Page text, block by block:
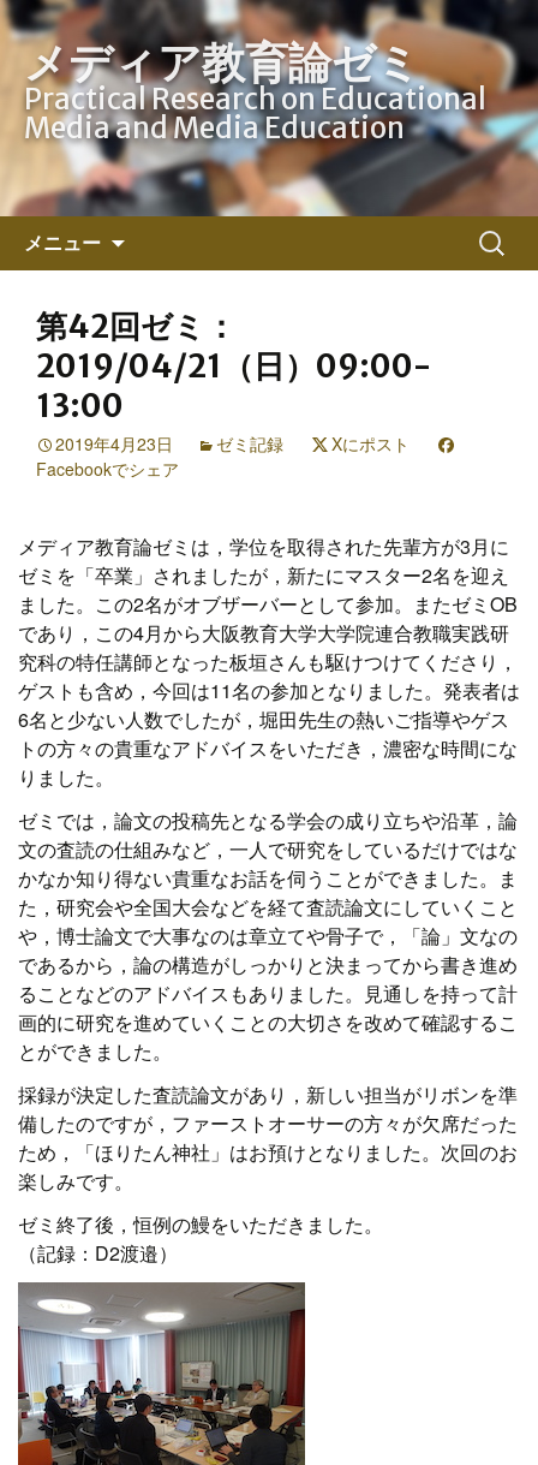
メディア教育論ゼミ
Practical Research on Educational
Media and Media Education
メニュー
ン
ツ
へ
キ
ッ
検
索:
第42回ゼミ：
2019/04/21（日）09:00-
13:00
2019年4月23日 ゼミ記録
Xにポスト
Facebookでシェア
メディア教育論ゼミは，学位を取得された先輩方が3月に
ゼミを「卒業」されましたが，新たにマスター2名を迎え
ました。この2名がオブザーバーとして参加。またゼミOB
であり，この4月から大阪教育大学大学院連合教職実践研
究科の特任講師となった板垣さんも駆けつけてくださり，
ゲストも含め，今回は11名の参加となりました。発表者は
6名と少ない人数でしたが，堀田先生の熱いご指導やゲス
トの方々の貴重なアドバイスをいただき，濃密な時間にな
りました。
ゼミでは，論文の投稿先となる学会の成り立ちや沿革，論
文の査読の仕組みなど，一人で研究をしているだけではな
かなか知り得ない貴重なお話を伺うことができました。ま
た，研究会や全国大会などを経て査読論文にしていくこと
や，博士論文で大事なのは章立てや骨子で，「論」文なの
であるから，論の構造がしっかりと決まってから書き進め
ることなどのアドバイスもありました。見通しを持って計
画的に研究を進めていくことの大切さを改めて確認するこ
とができました。
採録が決定した査読論文があり，新しい担当がリボンを準
備したのですが，ファーストオーサーの方々が欠席だった
ため，「ほりたん神社」はお預けとなりました。次回のお
楽しみです。
ゼミ終了後，恒例の鰻をいただきました。
（記録：D2渡邉）